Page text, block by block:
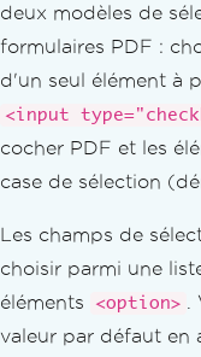
deux modèles de
formulaires PDF :
d'un seul élément à
<input
cocher PDF et les
case de sélection
Les champs de
choisir parmi une
éléments
<option>
valeur par défaut